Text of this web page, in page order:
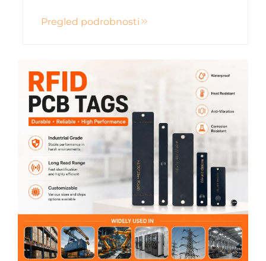
izpostavljena visokemu tlaku, težkim
okoljskim razmeram. Natančna
identifikacija in ...
Pregled podrobnosti